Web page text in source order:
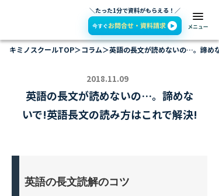
＼たった1分で資料がもらえる！／
キミノスクールTOP＞コラム＞英語の長文が読めないの…。諦め
2018.11.09
英語の長文が読めないの…。諦めな
いで!英語長文の読み方はこれで解決!
英語の長文読解のコツ